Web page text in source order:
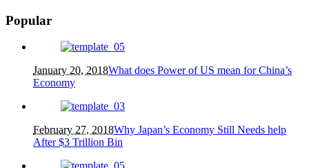
Popular
January 20, 2018What does Power of US mean for China’s
Economy
February 27, 2018Why Japan’s Economy Still Needs help
After $3 Trillion Bin